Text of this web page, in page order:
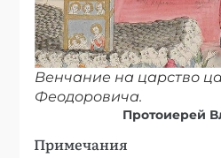
Венчание на царство
Феодоровича.
Протоиерей
Примечания